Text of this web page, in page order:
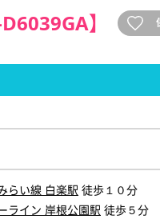
D6039GA】
らい線 白楽駅 徒歩１０分
ライン 岸根公園駅 徒歩５分